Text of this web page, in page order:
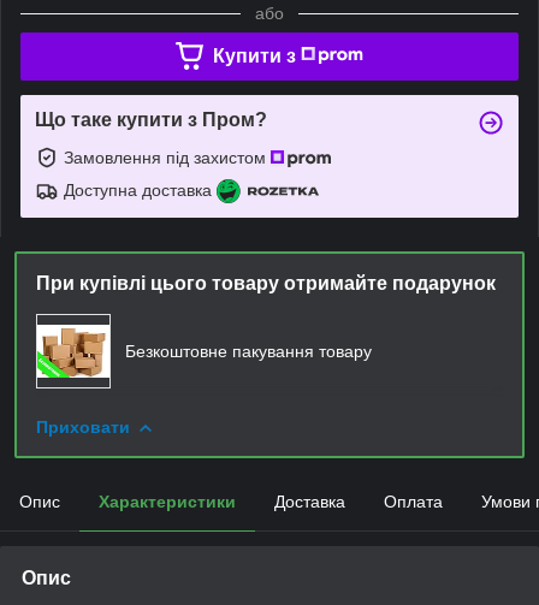
або
Купити з
Що таке купити з Пром?
Замовлення під захистом
Доступна доставка
При купівлі цього товару отримайте подарунок
Безкоштовне пакування товару
Приховати
Опис Характеристики Доставка Оплата Умови
Опис